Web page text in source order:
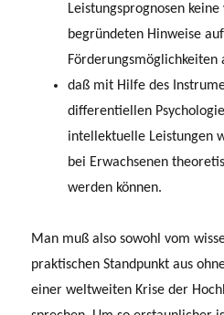
Leistungsprognosen
begründeten Hinweise
Förderungsmöglichkeiten
daß mit Hilfe des
differentiellen
intellektuelle Leistungen
bei Erwachsenen
werden können.
Man muß also sowohl vom
praktischen Standpunkt aus
einer weltweiten Krise der